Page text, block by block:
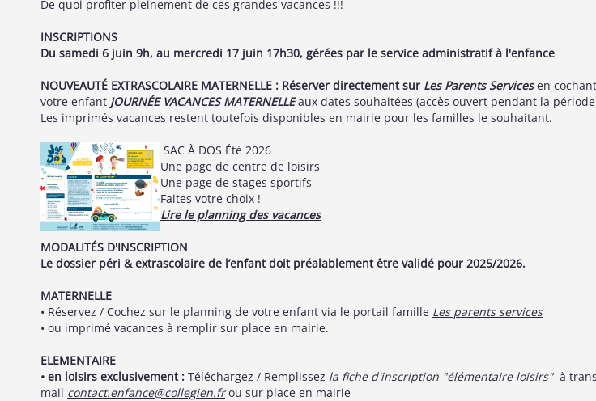
De quoi profiter pleinement de ces grandes vacances !!!
INSCRIPTIONS
Du samedi 6 juin 9h, au mercredi 17 juin 17h30, gérées par le service administratif à l'enfance
NOUVEAUTÉ EXTRASCOLAIRE MATERNELLE : Réserver directement sur Les Parents Servicesen
votre enfant JOURNÉE VACANCES MATERNELLEaux dates souhaitées (accès ouvert pendant la
Les imprimés vacances restent toutefois disponibles en mairie pour les familles le souhaitant.
​​​ SAC À DOS Été 2026
Une page de centre de loisirs
Une page de stages sportifs
Faites votre choix !
Lire le planning des vacances
MODALITÉS D'INSCRIPTION
Le dossier péri & extrascolaire de l’enfant doit préalablement être validé pour 2025/2026.
MATERNELLE
• Réservez / Cochez sur le planning de votre enfant via le portail famille Les parents services
• ou imprimé vacances à remplir sur place en mairie.
ELEMENTAIRE
• en loisirs exclusivement : Téléchargez / Remplissez la fiche d'inscription "élémentaire loisirs"à
mail contact.enfance@collegien.frou sur place en mairie